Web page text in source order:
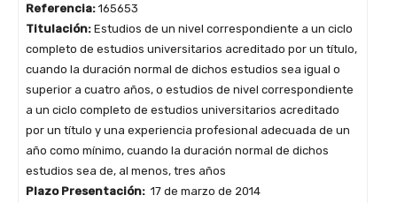
Referencia: 165653
Titulación: Estudios de un nivel correspondiente a un ciclo
completo de estudios universitarios acreditado por un título,
cuando la duración normal de dichos estudios sea igual o
superior a cuatro años, o estudios de nivel correspondiente
a un ciclo completo de estudios universitarios acreditado
por un título y una experiencia profesional adecuada de un
año como mínimo, cuando la duración normal de dichos
estudios sea de, al menos, tres años
Plazo Presentación: 17 de marzo de 2014